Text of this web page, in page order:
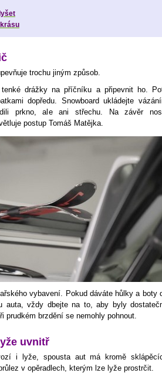
trochu jiným způsob.
drážky na příčníku a připevnit ho.
dopředu. Snowboard ukládejte
prkno, ale ani střechu. Na závěr
postup Tomáš Matějka.
vybavení. Pokud dáváte hůlky a boty
auta, vždy dbejte na to, aby byly
prudkém brzdění se nemohly pohnout.
uvnitř
i lyže, spousta aut má kromě
v opěradlech, kterým lze lyže prostrčit.